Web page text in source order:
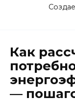
Как
—